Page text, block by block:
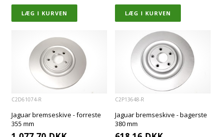
C2D61074-R
Jaguar bremseskive - forreste
355 mm
C2P13648-R
Jaguar bremseskive - bagerste
380 mm